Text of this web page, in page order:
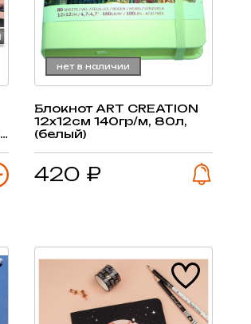
нет в наличии
Блокнот ART CREATION
12х12см 140гр/м, 80л,
(белый)
420 ₽